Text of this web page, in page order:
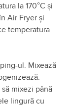
la 170°C și
Air Fryer și
temperatura
ul. Mixează
mixezi până
lingură cu